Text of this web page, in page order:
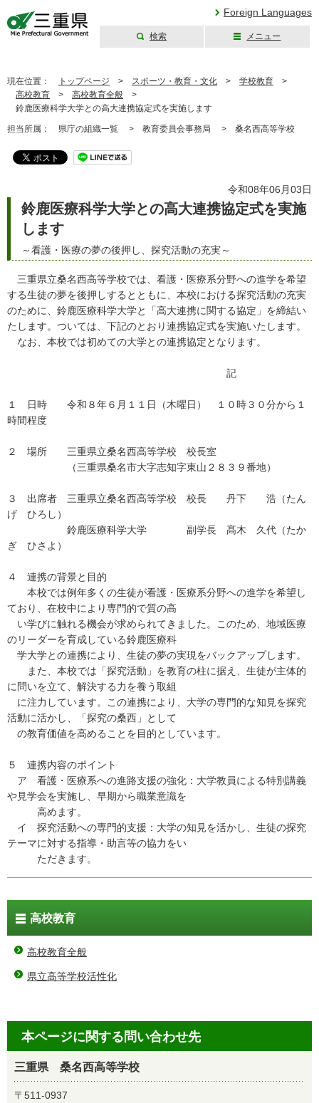
Foreign Languages
検索 メニュー
現在位置： トップページ > スポーツ・教育・文化 > 学校教育 >
高校教育 > 高校教育全般 >
鈴鹿医療科学大学との高大連携協定式を実施します
担当所属： 県庁の組織一覧 > 教育委員会事務局 > 桑名西高等学校
令和08年06月03日
鈴鹿医療科学大学との高大連携協定式を実施
します
～看護・医療の夢の後押し、探究活動の充実～
三重県立桑名西高等学校では、看護・医療系分野への進学を希望
する生徒の夢を後押しするとともに、本校における探究活動の充実
のために、鈴鹿医療科学大学と「高大連携に関する協定」を締結い
たします。ついては、下記のとおり連携協定式を実施いたします。
なお、本校では初めての大学との連携協定となります。
記
１ 日時 令和８年６月１１日（木曜日） １０時３０分から１
時間程度
２ 場所 三重県立桑名西高等学校 校長室
（三重県桑名市大字志知字東山２８３９番地）
３ 出席者 三重県立桑名西高等学校 校長 丹下 浩（たん
げ ひろし）
鈴鹿医療科学大学 副学長 髙木 久代（たか
ぎ ひさよ）
４ 連携の背景と目的
本校では例年多くの生徒が看護・医療系分野への進学を希望し
ており、在校中により専門的で質の高
い学びに触れる機会が求められてきました。このため、地域医療
のリーダーを育成している鈴鹿医療科
学大学との連携により、生徒の夢の実現をバックアップします。
また、本校では「探究活動」を教育の柱に据え、生徒が主体的
に問いを立て、解決する力を養う取組
に注力しています。この連携により、大学の専門的な知見を探究
活動に活かし、「探究の桑西」として
の教育価値を高めることを目的としています。
５ 連携内容のポイント
ア 看護・医療系への進路支援の強化：大学教員による特別講義
や見学会を実施し、早期から職業意識を
高めます。
イ 探究活動への専門的支援：大学の知見を活かし、生徒の探究
テーマに対する指導・助言等の協力をい
ただきます。
高校教育
高校教育全般
県立高等学校活性化
本ページに関する問い合わせ先
三重県 桑名西高等学校
〒511-0937